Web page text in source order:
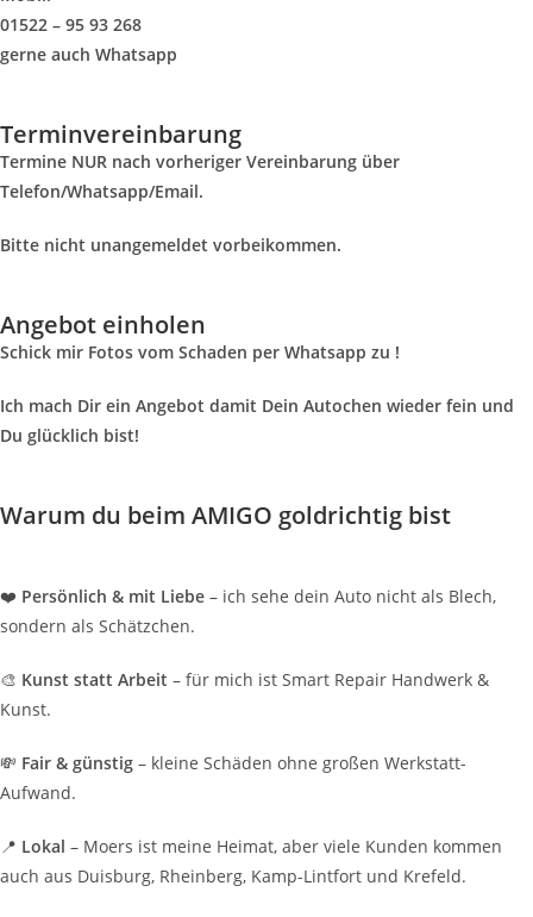
01522 – 95 93 268
gerne auch Whatsapp
Terminvereinbarung
Termine NUR nach vorheriger Vereinbarung über
Telefon/Whatsapp/Email.
Bitte nicht unangemeldet vorbeikommen.
Angebot einholen
Schick mir Fotos vom Schaden per Whatsapp zu !
Ich mach Dir ein Angebot damit Dein Autochen wieder fein und
Du glücklich bist!
Warum du beim AMIGO goldrichtig bist
❤️ Persönlich & mit Liebe – ich sehe dein Auto nicht als Blech,
sondern als Schätzchen.
🎨 Kunst statt Arbeit – für mich ist Smart Repair Handwerk &
Kunst.
💸 Fair & günstig – kleine Schäden ohne großen Werkstatt-
Aufwand.
📍 Lokal – Moers ist meine Heimat, aber viele Kunden kommen
auch aus Duisburg, Rheinberg, Kamp-Lintfort und Krefeld.